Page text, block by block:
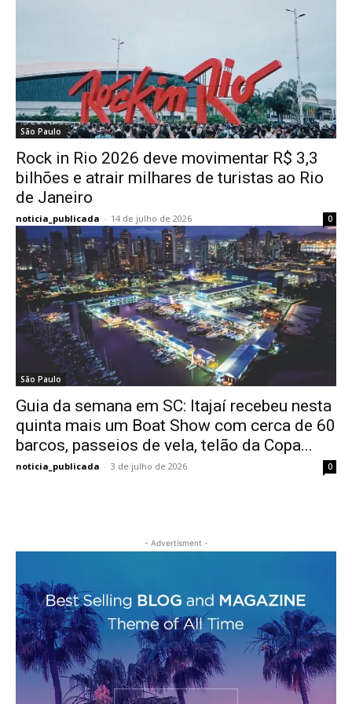
São Paulo
Rock in Rio 2026 deve movimentar R$ 3,3
bilhões e atrair milhares de turistas ao Rio
de Janeiro
noticia_publicada - 14 de julho de 2026 0
São Paulo
Guia da semana em SC: Itajaí recebeu nesta
quinta mais um Boat Show com cerca de 60
barcos, passeios de vela, telão da Copa...
noticia_publicada - 3 de julho de 2026 0
- Advertisment -